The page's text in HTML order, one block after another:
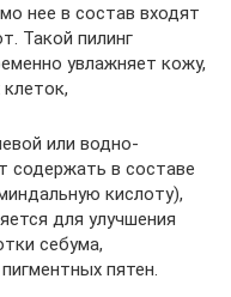
нее в состав входят
Такой пилинг
увлажняет кожу,
или водно-
содержать в составе
кислоту),
для улучшения
себума,
пятен.